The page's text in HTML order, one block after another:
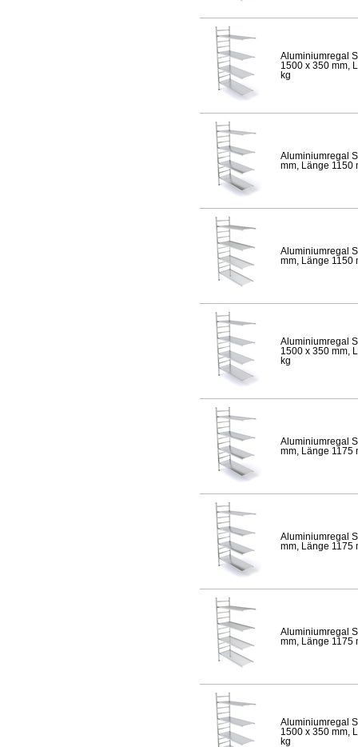
Aluminiumregal
1500 x 350 mm,
kg
Aluminiumregal
mm, Länge 1150
Aluminiumregal
mm, Länge 1150
Aluminiumregal
1500 x 350 mm,
kg
Aluminiumregal
mm, Länge 1175
Aluminiumregal
mm, Länge 1175
Aluminiumregal
mm, Länge 1175
Aluminiumregal
1500 x 350 mm,
kg